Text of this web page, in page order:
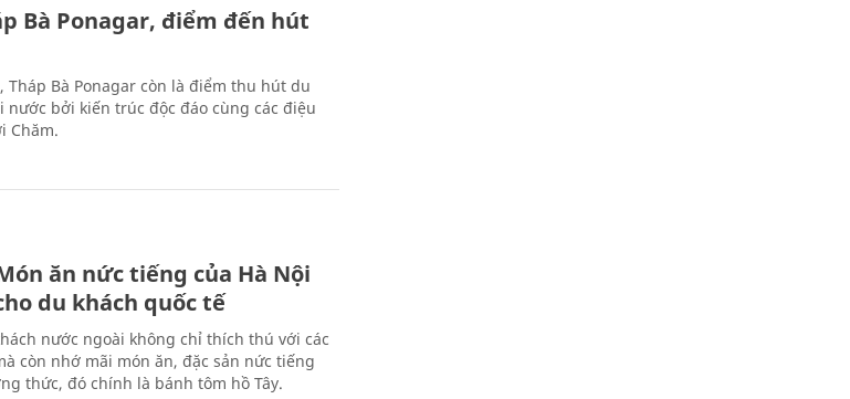
Bà Ponagar, điểm đến hút
Bà Ponagar còn là điểm thu hút du
nước bởi kiến trúc độc đáo cùng các điệu
Chăm.
ăn nức tiếng của Hà Nội
du khách quốc tế
nước ngoài không chỉ thích thú với các
còn nhớ mãi món ăn, đặc sản nức tiếng
thức, đó chính là bánh tôm hồ Tây.